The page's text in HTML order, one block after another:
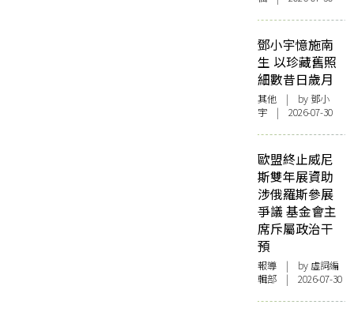
鄧小宇憶施南
生 以珍藏舊照
細數昔日歲月
其他 | by 鄧小
宇 | 2026-07-30
歐盟終止威尼
斯雙年展資助
涉俄羅斯參展
爭議 基金會主
席斥屬政治干
預
報導 | by 虛詞編
輯部 | 2026-07-30